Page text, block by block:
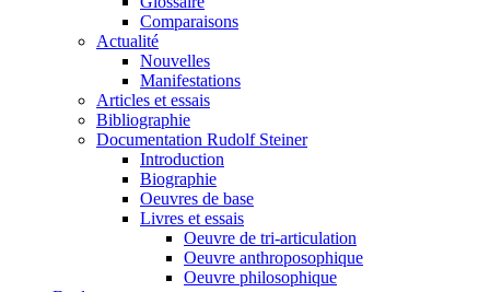
Comparaisons
Actualité
Nouvelles
Manifestations
Articles et essais
Bibliographie
Documentation Rudolf Steiner
Introduction
Biographie
Oeuvres de base
Livres et essais
Oeuvre de tri-articulation
Oeuvre anthroposophique
Oeuvre philosophique